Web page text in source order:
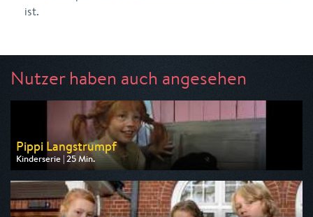
ist.
Nutzer haben auch angesehen
Pippi Langstrumpf
Kinderserie | 25 Min.
Ausgestrahlt von ZDF
am 08.08.2026, 09:35